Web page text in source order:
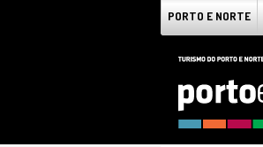
PORTO E NORTE